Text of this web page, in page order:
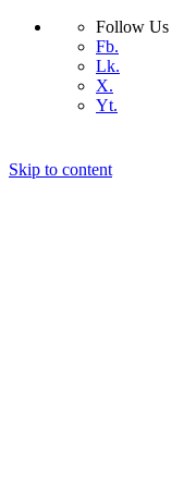
Follow Us
Fb.
Lk.
X.
Yt.
Skip to content